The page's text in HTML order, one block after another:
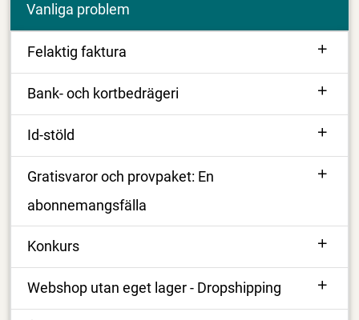
Vanliga problem
Felaktig faktura
Bank- och kortbedrägeri
Id-stöld
Gratisvaror och provpaket: En
abonnemangsfälla
Konkurs
Webshop utan eget lager - Dropshipping